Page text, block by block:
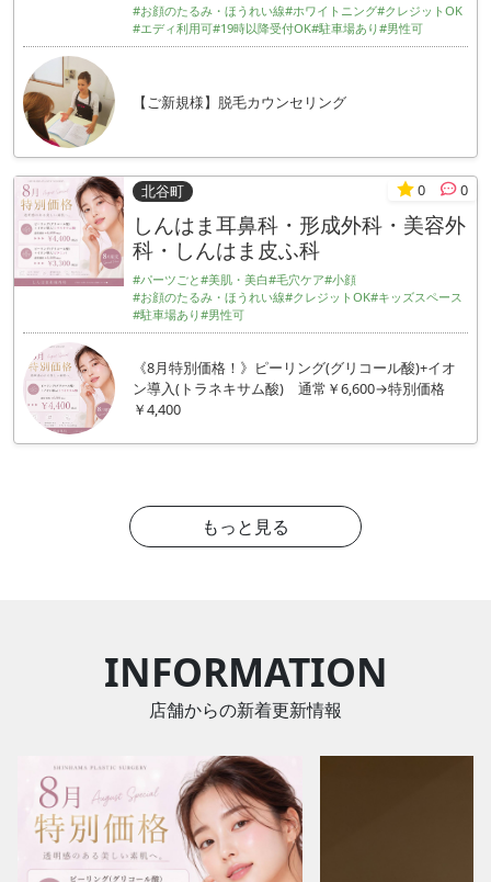
#お顔のたるみ・ほうれい線#ホワイトニング#クレジットOK
#エディ利用可#19時以降受付OK#駐車場あり#男性可
【ご新規様】脱毛カウンセリング
北谷町 0 0
しんはま耳鼻科・形成外科・美容外
科・しんはま皮ふ科
#パーツごと#美肌・美白#毛穴ケア#小顔
#お顔のたるみ・ほうれい線#クレジットOK#キッズスペース
#駐車場あり#男性可
《8月特別価格！》ピーリング(グリコール酸)+イオ
ン導入(トラネキサム酸) 通常￥6,600→特別価格
￥4,400
もっと見る
INFORMATION
店舗からの新着更新情報